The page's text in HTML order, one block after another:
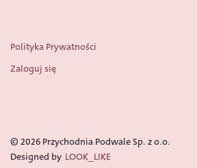
Polityka Prywatności
Zaloguj się
© 2026 Przychodnia Podwale Sp. z o.o.
Designed by LOOK_LIKE